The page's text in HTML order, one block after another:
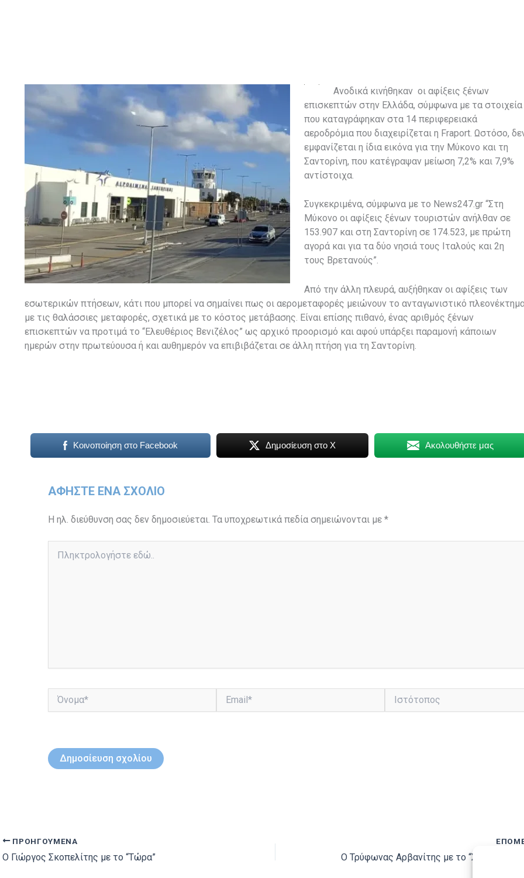
Ανοδικά κινήθηκαν οι αφίξεις ξένων
επισκεπτών στην Ελλάδα, σύμφωνα με τα στοιχεία
που καταγράφηκαν στα 14 περιφερειακά
αεροδρόμια που διαχειρίζεται η Fraport. Ωστόσο,
εμφανίζεται η ίδια εικόνα για την Μύκονο και τη
Σαντορίνη, που κατέγραψαν μείωση 7,2% και 7,9%
αντίστοιχα.
Συγκεκριμένα, σύμφωνα με το News247.gr “Στη
Μύκονο οι αφίξεις ξένων τουριστών ανήλθαν σε
153.907 και στη Σαντορίνη σε 174.523, με πρώτη
αγορά και για τα δύο νησιά τους Ιταλούς και 2η
τους Βρετανούς”.
Από την άλλη πλευρά, αυξήθηκαν οι αφίξεις των
εσωτερικών πτήσεων, κάτι που μπορεί να σημαίνει πως οι αερομεταφορές μειώνουν το ανταγωνιστικό
με τις θαλάσσιες μεταφορές, σχετικά με το κόστος μετάβασης. Είναι επίσης πιθανό, ένας αριθμός ξένων
επισκεπτών να προτιμά το “Ελευθέριος Βενιζέλος” ως αρχικό προορισμό και αφού υπάρξει παραμονή κάποιων
ημερών στην πρωτεύουσα ή και αυθημερόν να επιβιβάζεται σε άλλη πτήση για τη Σαντορίνη.
Κοινοποίηση στο Facebook Δημοσίευση στο X Ακολουθήστε μας
ΑΦΉΣΤΕ ΈΝΑ ΣΧΌΛΙΟ
Η ηλ. διεύθυνση σας δεν δημοσιεύεται. Τα υποχρεωτικά πεδία σημειώνονται με *
εδώ..
Όνομα* Ιστότοπος
ΠΡΟΗΓΟΎΜΕΝΑ
Ο Γιώργος Σκοπελίτης με το “Τώρα”